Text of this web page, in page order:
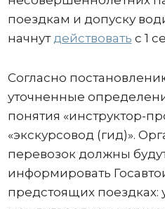
поездкам и допуску
начнут действовать с 1
Согласно
уточненные
понятия «инструктор-
«экскурсовод (гид)».
перевозок должны
информировать
предстоящих поездках: